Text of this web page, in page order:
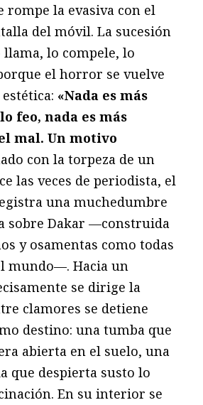
rompe la evasiva con el
del móvil. La sucesión
llama, lo compele, lo
el horror se vuelve
«Nada es más
feo, nada es más
mal. Un motivo
con la torpeza de un
las veces de periodista, el
una muchedumbre
sobre Dakar —construida
y osamentas como todas
mundo—. Hacia un
se dirige la
clamores se detiene
destino: una tumba que
abierta en el suelo, una
que despierta susto lo
En su interior se